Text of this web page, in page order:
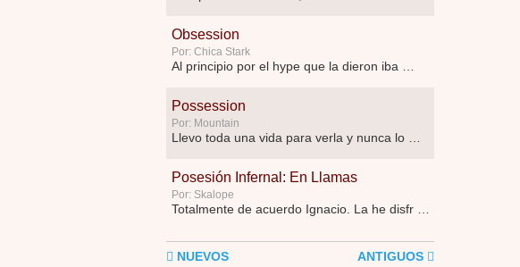
Obsession
Por: Chica Stark
Al principio por el hype que la dieron iba …
Possession
Por: Mountain
Llevo toda una vida para verla y nunca lo …
Posesión Infernal: En Llamas
Por: Skalope
Totalmente de acuerdo Ignacio. La he disfr …
NUEVOS ANTIGUOS